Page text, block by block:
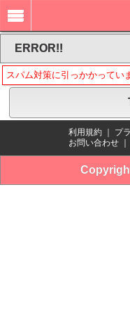
ERROR!!
スパム対策に引っかかってい
利用規約 プ
お問い合わせ